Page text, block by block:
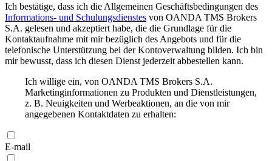
Ich bestätige, dass ich die Allgemeinen Geschäftsbedingungen des
Informations- und Schulungsdienstes von OANDA TMS Brokers
S.A. gelesen und akzeptiert habe, die die Grundlage für die
Kontaktaufnahme mit mir bezüglich des Angebots und für die
telefonische Unterstützung bei der Kontoverwaltung bilden. Ich bin
mir bewusst, dass ich diesen Dienst jederzeit abbestellen kann.
Ich willige ein, von OANDA TMS Brokers S.A.
Marketinginformationen zu Produkten und Dienstleistungen,
z. B. Neuigkeiten und Werbeaktionen, an die von mir
angegebenen Kontaktdaten zu erhalten:
E-mail